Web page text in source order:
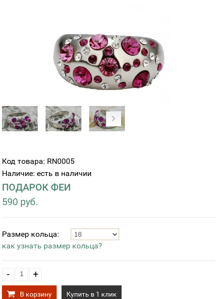
Код товара: RN0005
Наличие: есть в наличии
ПОДАРОК ФЕИ
590 руб.
Размер кольца:
как узнать размер кольца?
- +
В корзину Купить в 1 клик